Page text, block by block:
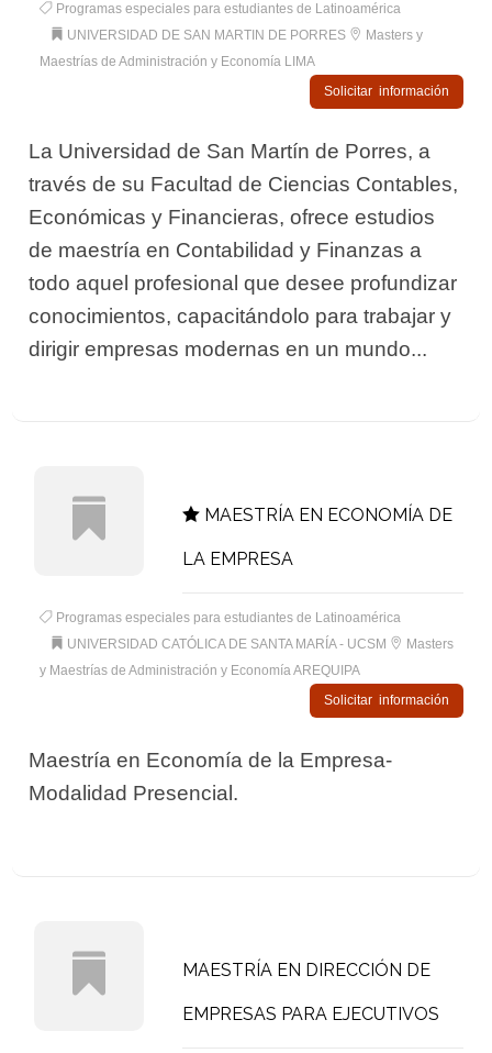
Programas especiales para estudiantes de Latinoamérica
UNIVERSIDAD DE SAN MARTIN DE PORRES
Masters y
Maestrías de Administración y Economía LIMA
Solicitar información
La Universidad de San Martín de Porres, a
través de su Facultad de Ciencias Contables,
Económicas y Financieras, ofrece estudios
de maestría en Contabilidad y Finanzas a
todo aquel profesional que desee profundizar
conocimientos, capacitándolo para trabajar y
dirigir empresas modernas en un mundo...
MAESTRÍA EN ECONOMÍA DE
LA EMPRESA
Programas especiales para estudiantes de Latinoamérica
UNIVERSIDAD CATÓLICA DE SANTA MARÍA - UCSM
Masters
y Maestrías de Administración y Economía AREQUIPA
Solicitar información
Maestría en Economía de la Empresa-
Modalidad Presencial.
MAESTRÍA EN DIRECCIÓN DE
EMPRESAS PARA EJECUTIVOS